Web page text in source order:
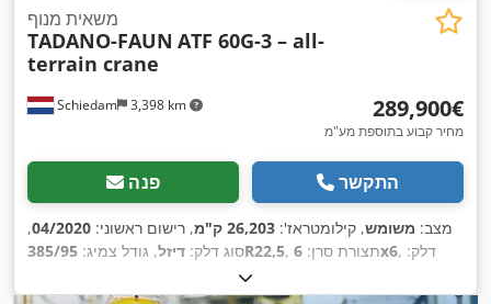
Schiedam 3,398 km
משאית מנוף
TADANO-FAUN ATF 60G-3 – all-
terrain crane
‏289,900 ‏€
מחיר קבוע בתוספת מע"מ
פנה התקשר
מצב: משומש, קילומטראז': 26,203 ק"מ , רישום ראשוני: 04/2020
,
סוג דלק: דיזל, גודל צמיג: 385/95R22,5 , תצורת סרן:6x6 , דלק:
הידראוליקה
רוחב כולל:2,550 מ"מ , גובה כולל:4,000 מ"מ , שנת ייצור:2020
,